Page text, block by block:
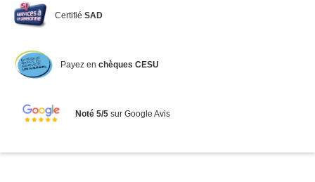
CertifiéSAD
Payez en chèques CESU
Noté 5/5sur Google Avis